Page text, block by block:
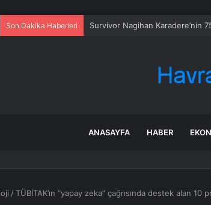
Son Dakika Haberleri TBMM Başkanı Kurtulmuş,
ANASAYFA HABER
/TÜBİTAK’ın “yapay zeka” çağrısında destek alan 10